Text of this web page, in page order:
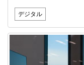
デジタル